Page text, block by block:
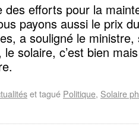
efforts pour la
payons aussi le prix
a souligné le
le solaire, c’est bien
et tagué Politique, Solaire